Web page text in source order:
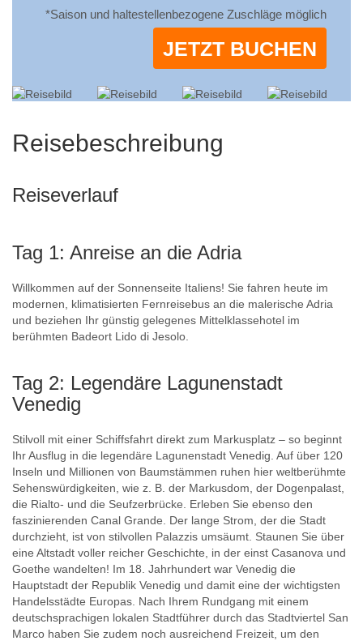
*Saison und haltestellenbezogene Zuschläge möglich
JETZT BUCHEN
Reisebeschreibung
Reiseverlauf
Tag 1: Anreise an die Adria
Willkommen auf der Sonnenseite Italiens! Sie fahren heute im
modernen, klimatisierten Fernreisebus an die malerische Adria
und beziehen Ihr günstig gelegenes Mittelklassehotel im
berühmten Badeort Lido di Jesolo.
Tag 2: Legendäre Lagunenstadt
Venedig
Stilvoll mit einer Schiffsfahrt direkt zum Markusplatz – so beginnt
Ihr Ausflug in die legendäre Lagunenstadt Venedig. Auf über 120
Inseln und Millionen von Baumstämmen ruhen hier weltberühmte
Sehenswürdigkeiten, wie z. B. der Markusdom, der Dogenpalast,
die Rialto- und die Seufzerbrücke. Erleben Sie ebenso den
faszinierenden Canal Grande. Der lange Strom, der die Stadt
durchzieht, ist von stilvollen Palazzis umsäumt. Staunen Sie über
eine Altstadt voller reicher Geschichte, in der einst Casanova und
Goethe wandelten! Im 18. Jahrhundert war Venedig die
Hauptstadt der Republik Venedig und damit eine der wichtigsten
Handelsstädte Europas. Nach Ihrem Rundgang mit einem
deutschsprachigen lokalen Stadtführer durch das Stadtviertel San
Marco haben Sie zudem noch ausreichend Freizeit, um den